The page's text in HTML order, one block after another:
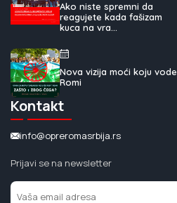
Ako niste spremni da
reagujete kada fašizam
kuca na vra...
Nova vizija moći koju vode
Romi
Kontakt
info@opreromasrbija.rs
Prijavi se na newsletter